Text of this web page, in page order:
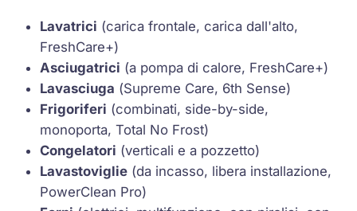
Lavatrici (carica frontale, carica dall'alto,
FreshCare+)
Asciugatrici (a pompa di calore, FreshCare+)
Lavasciuga (Supreme Care, 6th Sense)
Frigoriferi (combinati, side-by-side,
monoporta,Total No Frost)
Congelatori (verticali e a pozzetto)
Lavastoviglie (da incasso, libera installazione,
PowerClean Pro)